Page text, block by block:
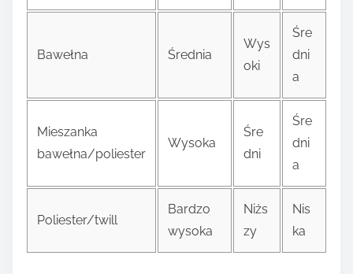
Bawełna Średnia
Wys
oki
Śre
dni
a
Mieszanka
bawełna/poliester
Wysoka
Śre
dni
Śre
dni
a
Poliester/twill
Bardzo
wysoka
Niżs
zy
Nis
ka